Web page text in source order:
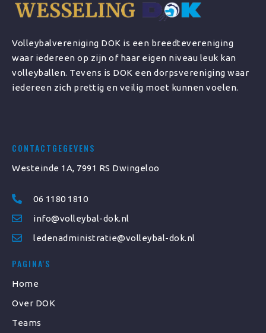
Volleybalvereniging DOK is een breedtevereniging
waar iedereen op zijn of haar eigen niveau leuk kan
volleyballen. Tevens is DOK een dorpsvereniging waar
iedereen zich prettig en veilig moet kunnen voelen.
CONTACTGEGEVENS
Westeinde 1A, 7991 RS Dwingeloo
06 1180 1810
info@volleybal-dok.nl
ledenadministratie@volleybal-dok.nl
PAGINA'S
Home
Over DOK
Teams